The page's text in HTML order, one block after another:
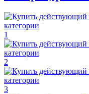
1
2
3